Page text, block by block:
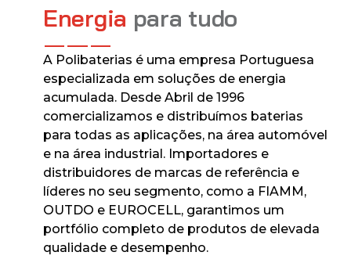
Energia para tudo
A Polibaterias é uma empresa Portuguesa
especializada em soluções de energia
acumulada. Desde Abril de 1996
comercializamos e distribuímos baterias
para todas as aplicações, na área automóvel
e na área industrial. Importadores e
distribuidores de marcas de referência e
líderes no seu segmento, como a FIAMM,
OUTDO e EUROCELL, garantimos um
portfólio completo de produtos de elevada
qualidade e desempenho.